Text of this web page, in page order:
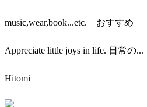
music,wear,book...etc. おすすめ
Appreciate little joys in life. 日常の...
Hitomi